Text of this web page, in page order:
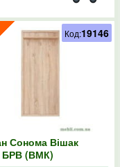
Сонома Вішак
БРВ (ВМК)
Код:19146